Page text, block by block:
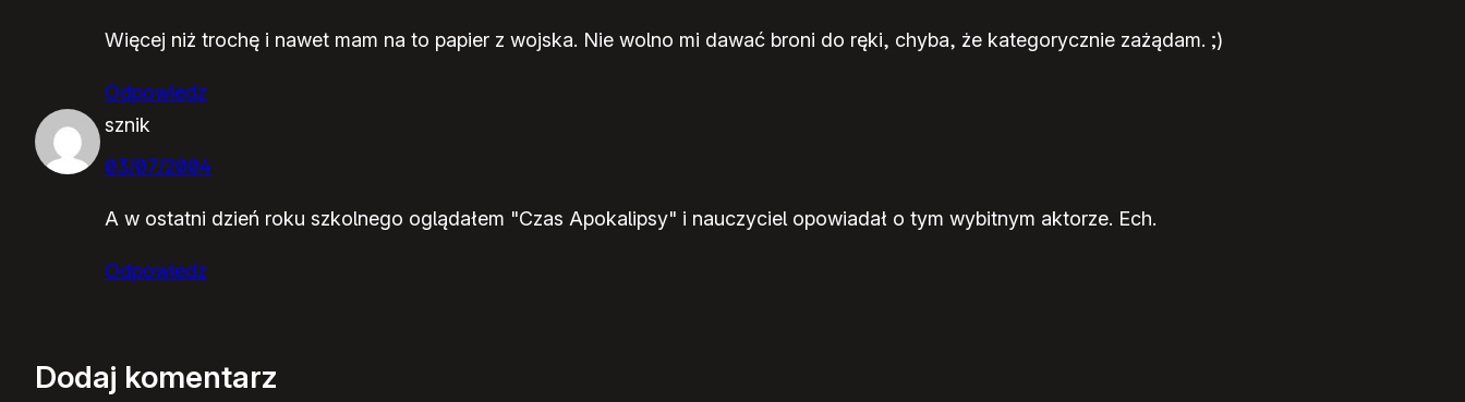
Więcej niż trochę i nawet mam na to papier z wojska. Nie wolno mi dawać broni do ręki, chyba, że kategorycznie zażądam. ;)
Odpowiedz
sznik
03/07/2004
A w ostatni dzień roku szkolnego oglądałem "Czas Apokalipsy" i nauczyciel opowiadał o tym wybitnym aktorze. Ech.
Odpowiedz
Dodaj komentarz